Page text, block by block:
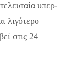
υπερ-
λιγότερο
στις 24